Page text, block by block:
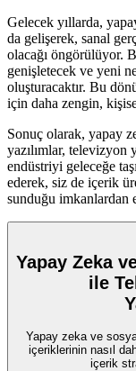
Gelecek yıllarda,
da gelişerek, sanal
olacağı öngörülüyor.
genişletecek ve yeni
oluşturacaktır. Bu
için daha zengin,
Sonuç olarak, yapay
yazılımlar, televizyon
endüstriyi geleceğe
ederek, siz de içerik
sunduğu imkanlardan
Yapay Zeka
ile
Yapay zeka ve
içeriklerinin nasıl
içerik